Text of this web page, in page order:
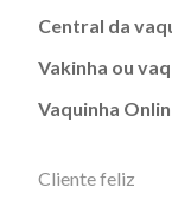
Central da
Vakinha ou
Vaquinha
Cliente feliz